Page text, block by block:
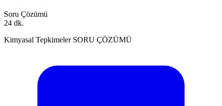
Soru Çözümü
24 dk.
Kimyasal Tepkimeler SORU ÇÖZÜMÜ